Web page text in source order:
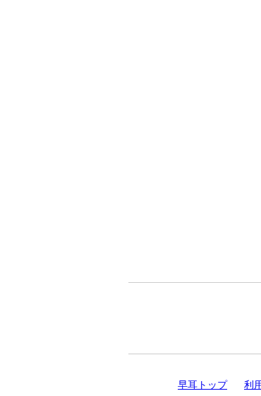
早耳トップ 利